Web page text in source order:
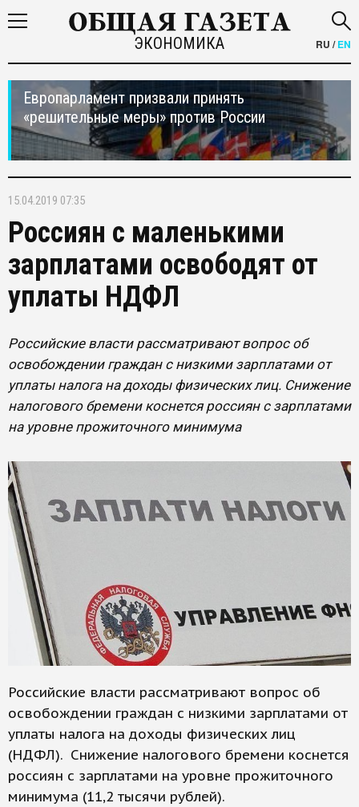
ЭКОНОМИКА RU /EN
Европарламент призвали принять
«решительные меры» против России
15.04.2019 07:35
Россиян с маленькими
зарплатами освободят от
уплаты НДФЛ
Российские власти рассматривают вопрос об
освобождении граждан с низкими зарплатами от
уплаты налога на доходы физических лиц. Снижение
налогового бремени коснется россиян с зарплатами
на уровне прожиточного минимума
Российские власти рассматривают вопрос об
освобождении граждан с низкими зарплатами от
уплаты налога на доходы физических лиц
(НДФЛ). Снижение налогового бремени коснется
россиян с зарплатами на уровне прожиточного
минимума (11,2 тысячи рублей).